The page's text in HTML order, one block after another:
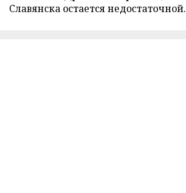
Славянска остается недостаточной.